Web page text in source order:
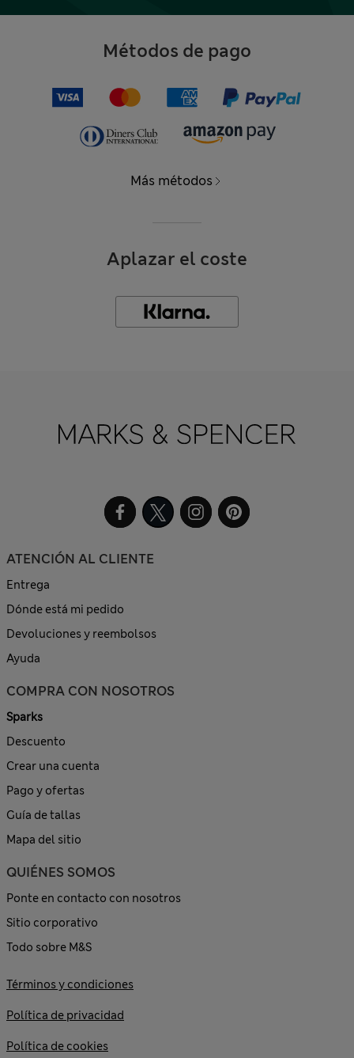
Métodos de pago
Más métodos
Aplazar el coste
ATENCIÓN AL CLIENTE
Entrega
Dónde está mi pedido
Devoluciones y reembolsos
Ayuda
COMPRA CON NOSOTROS
Sparks
Descuento
Crear una cuenta
Pago y ofertas
Guía de tallas
Mapa del sitio
QUIÉNES SOMOS
Ponte en contacto con nosotros
Sitio corporativo
Todo sobre M&S
Términos y condiciones
Política de privacidad
Política de cookies